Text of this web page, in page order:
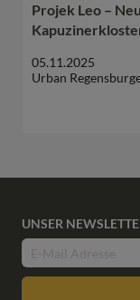
Projek Leo –
05.11.2025
Urban
UNSER